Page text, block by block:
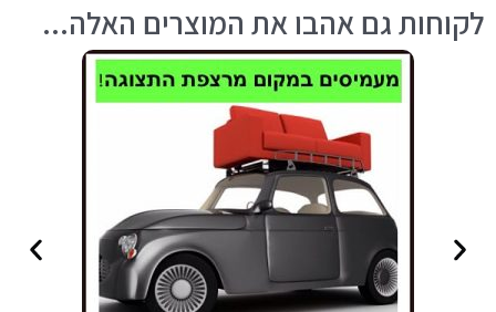
לקוחות גם אהבו את המוצרים האלה...